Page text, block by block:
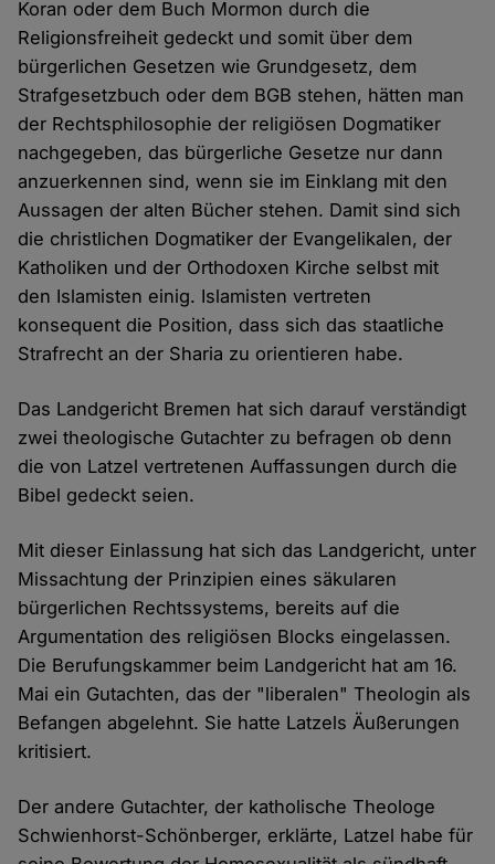
Koran oder dem Buch Mormon durch die
Religionsfreiheit gedeckt und somit über dem
bürgerlichen Gesetzen wie Grundgesetz, dem
Strafgesetzbuch oder dem BGB stehen, hätten man
der Rechtsphilosophie der religiösen Dogmatiker
nachgegeben, das bürgerliche Gesetze nur dann
anzuerkennen sind, wenn sie im Einklang mit den
Aussagen der alten Bücher stehen. Damit sind sich
die christlichen Dogmatiker der Evangelikalen, der
Katholiken und der Orthodoxen Kirche selbst mit
den Islamisten einig. Islamisten vertreten
konsequent die Position, dass sich das staatliche
Strafrecht an der Sharia zu orientieren habe.
Das Landgericht Bremen hat sich darauf verständigt
zwei theologische Gutachter zu befragen ob denn
die von Latzel vertretenen Auffassungen durch die
Bibel gedeckt seien.
Mit dieser Einlassung hat sich das Landgericht, unter
Missachtung der Prinzipien eines säkularen
bürgerlichen Rechtssystems, bereits auf die
Argumentation des religiösen Blocks eingelassen.
Die Berufungskammer beim Landgericht hat am 16.
Mai ein Gutachten, das der "liberalen" Theologin als
Befangen abgelehnt. Sie hatte Latzels Äußerungen
kritisiert.
Der andere Gutachter, der katholische Theologe
Schwienhorst-Schönberger, erklärte, Latzel habe für